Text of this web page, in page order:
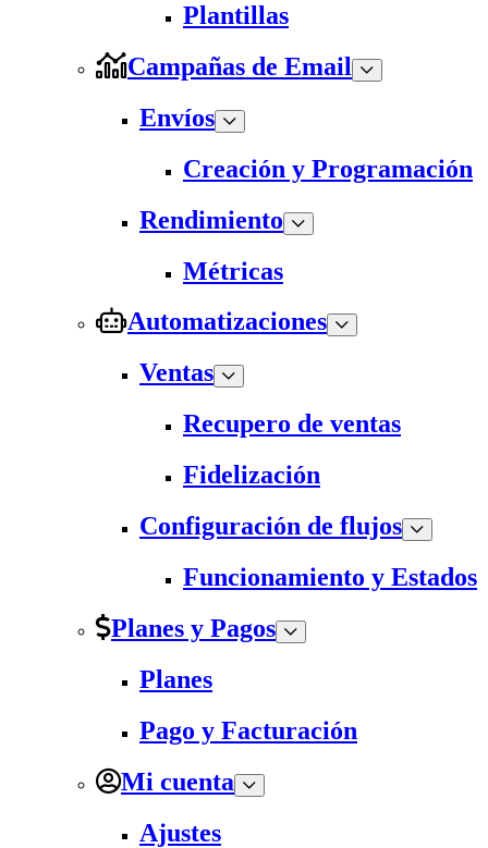
Plantillas
Campañas de Email
Envíos
Creación y Programación
Rendimiento
Métricas
Automatizaciones
Ventas
Recupero de ventas
Fidelización
Configuración de flujos
Funcionamiento y Estados
Planes y Pagos
Planes
Pago y Facturación
Mi cuenta
Ajustes